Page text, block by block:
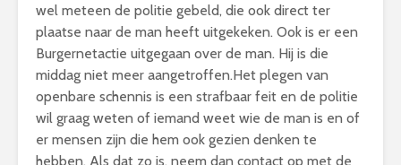
wel meteen de politie gebeld, die ook direct ter
plaatse naar de man heeft uitgekeken. Ook is er een
Burgernetactie uitgegaan over de man. Hij is die
middag niet meer aangetroffen.Het plegen van
openbare schennis is een strafbaar feit en de politie
wil graag weten of iemand weet wie de man is en of
er mensen zijn die hem ook gezien denken te
hebben. Als dat zo is, neem dan contact op met de